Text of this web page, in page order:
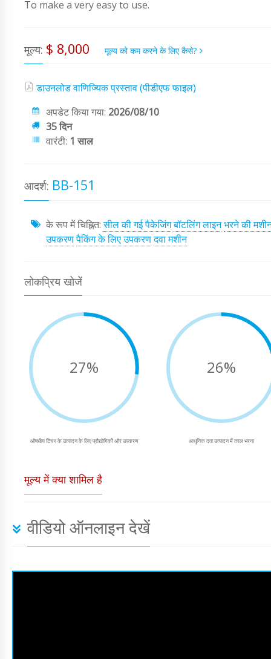
To make a very easy to use.
मूल्य: $ 8,000 मूल्य को कम करने के लिए कैसे?
डाउनलोड वाणिज्यिक प्रस्ताव (पीडीएफ फाइल)
अपडेट किया गया: 2026/08/10
35 दिन
वारंटी: 1 साल
आदर्श: BB-151
के रूप में चिह्नित:सील की गई पैकेजिंगबॉटलिंग लाइनभरने की
उपकरणपैकिंग के लिए उपकरणदवा मशीन
लोकप्रिय खोजें
27%
औषधीय टिंचर के उत्पादन के लिए प्रौद्योगिकी और उपकरण
26%
आधुनिक दवा उत्पादन में तरल भरना
मूल्य में क्या शामिल है
वीडियो ऑनलाइन देखें